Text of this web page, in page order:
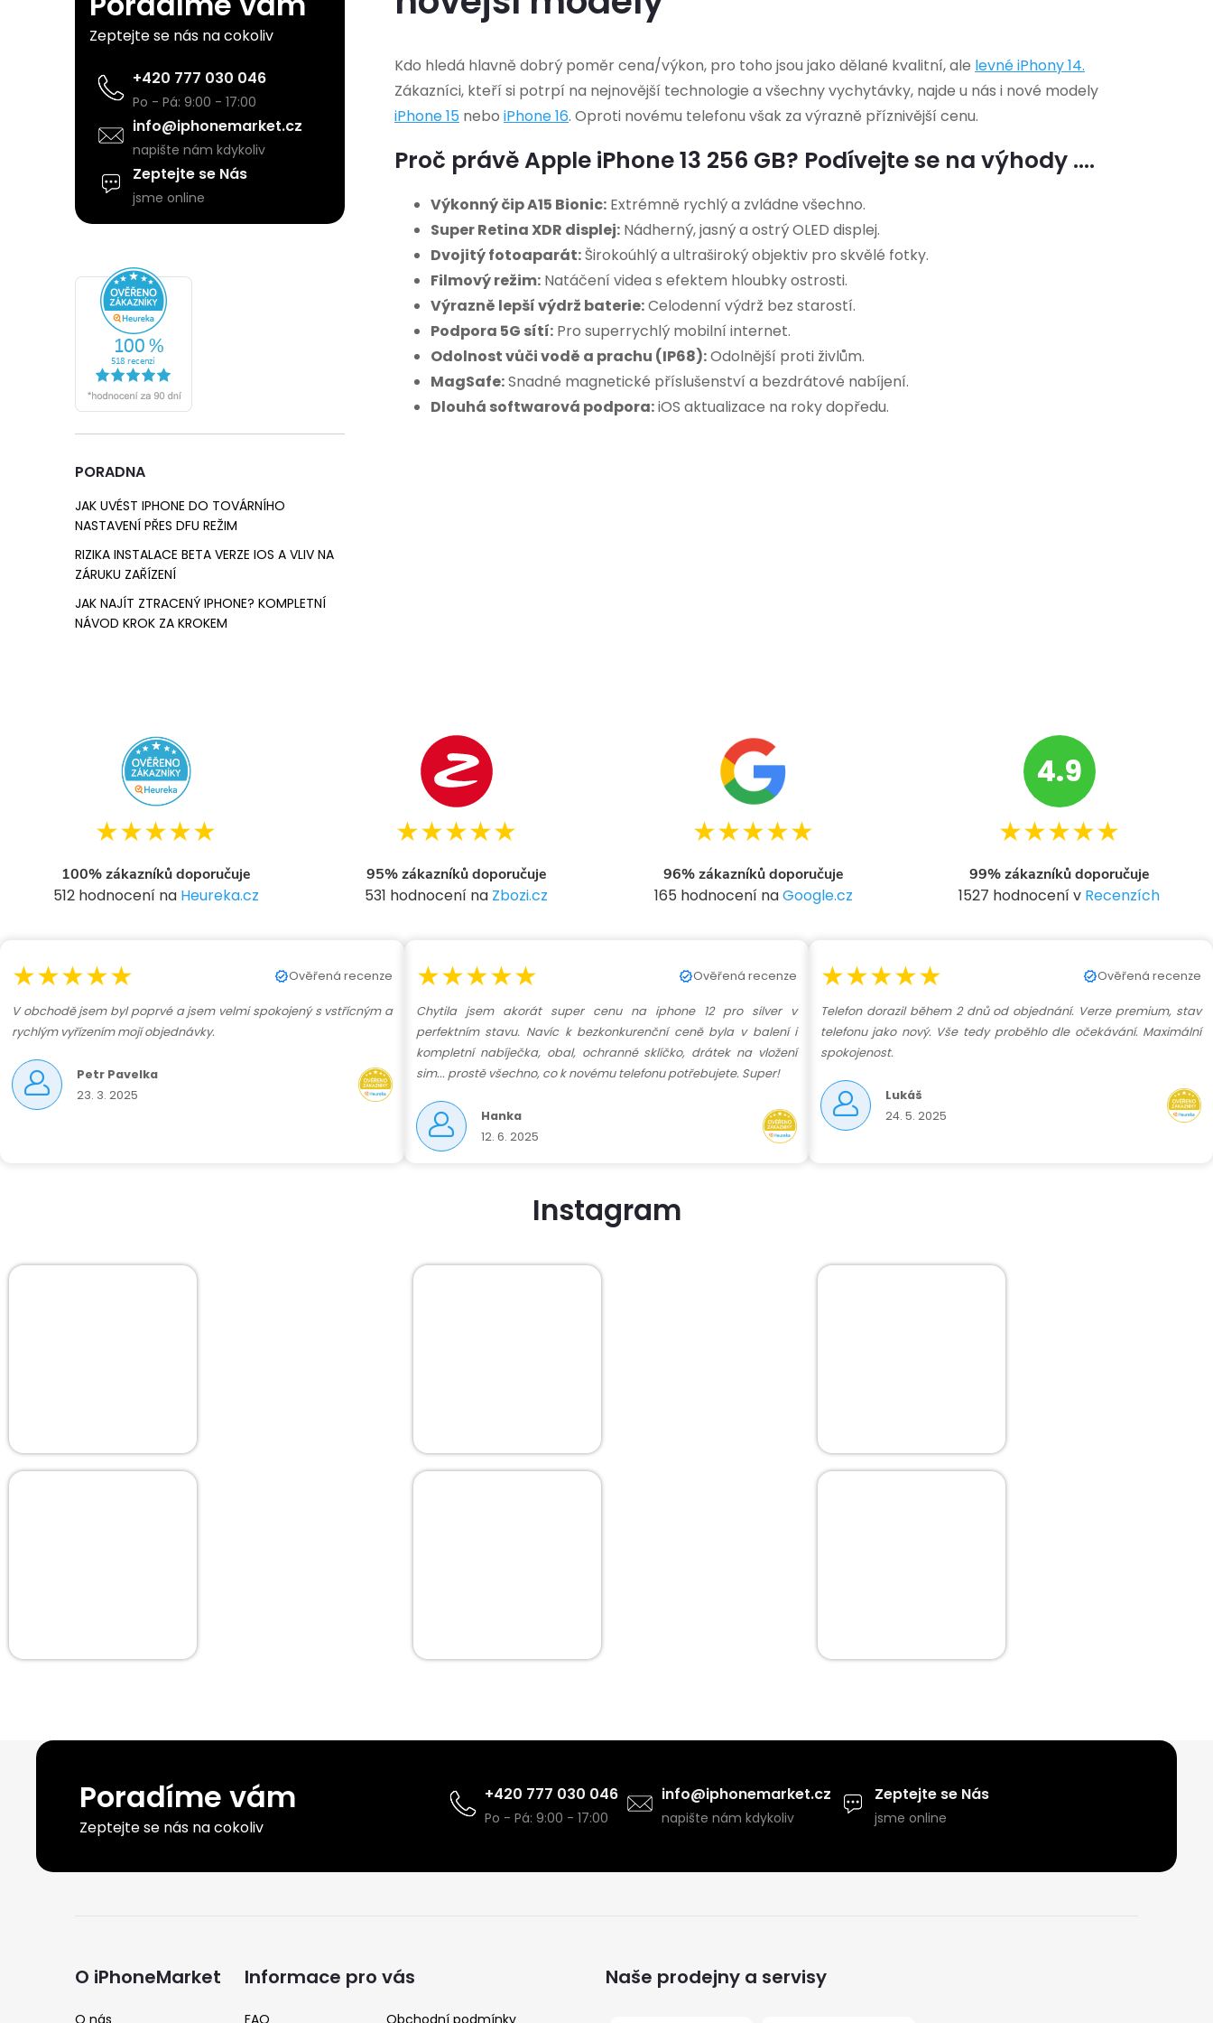
s
n
í
a
n
e
l
Zeptejte se nás na cokoliv
+420 777 030 046
Po - Pá: 9:00 - 17:00
info@iphonemarket.cz
napište nám kdykoliv
Zeptejte se Nás
jsme online
PORADNA
JAK UVÉST IPHONE DO TOVÁRNÍHO
NASTAVENÍ PŘES DFU REŽIM
RIZIKA INSTALACE BETA VERZE IOS A VLIV NA
ZÁRUKU ZAŘÍZENÍ
JAK NAJÍT ZTRACENÝ IPHONE? KOMPLETNÍ
NÁVOD KROK ZA KROKEM
Kdo hledá hlavně dobrý poměr cena/výkon, pro toho jsou jako dělané kvalitní, ale levnéiPhony 14.
Zákazníci, kteří si potrpí na nejnovější technologie a všechny vychytávky, najde u nás i nové modely
iPhone 15 nebo iPhone 16. Oproti novému telefonu však za výrazně příznivější cenu.
Proč právě Apple iPhone 13 256 GB? Podívejte se na výhody ....
Výkonný čip A15 Bionic: Extrémně rychlý a zvládne všechno.
Super Retina XDR displej: Nádherný, jasný a ostrý OLED displej.
Dvojitý fotoaparát:Širokoúhlý a ultraširoký objektiv pro skvělé fotky.
Filmový režim: Natáčení videa s efektem hloubky ostrosti.
Výrazně lepší výdrž baterie:Celodenní výdrž bez starostí.
Podpora 5G sítí: Pro superrychlý mobilní internet.
Odolnost vůči vodě a prachu (IP68):Odolnější proti živlům.
MagSafe:Snadné magnetické příslušenství a bezdrátové nabíjení.
Dlouhá softwarová podpora:iOS aktualizace na roky dopředu.
★★★★★
100% zákazníků doporučuje
512 hodnocení na Heureka.cz
★★★★★
95% zákazníků doporučuje
531 hodnocení na Zbozi.cz
★★★★★
96% zákazníků doporučuje
165 hodnocení naGoogle.cz
4.9
★★★★★
99% zákazníků doporučuje
1527 hodnocení v Recenzích
★★★★★ Ověřená recenze
V obchodě jsem byl poprvé a jsem velmi spokojený s vstřícným a
rychlým vyřízením mojí objednávky.
Petr Pavelka
23. 3. 2025
★★★★★ Ověřená recenze
Chytila jsem akorát super cenu na iphone 12 pro silver v
perfektním stavu. Navíc k bezkonkurenční ceně byla v balení i
kompletní nabíječka, obal, ochranné sklíčko, drátek na vložení
sim... prostě všechno, co k novému telefonu potřebujete. Super!
Hanka
12. 6. 2025
★★★★★ Ověřená recenze
Telefon dorazil během 2 dnů od objednání. Verze premium, stav
telefonu jako nový. Vše tedy proběhlo dle očekávání. Maximální
spokojenost.
Lukáš
24. 5. 2025
Instagram
Poradíme vám
Zeptejte se nás na cokoliv
+420 777 030 046
Po - Pá: 9:00 - 17:00
info@iphonemarket.cz
napište nám kdykoliv
Zeptejte se Nás
jsme online
O iPhoneMarket Informace pro vás Naše prodejny a servisy